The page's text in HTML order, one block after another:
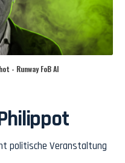
- Runway FoB AI
politische Veranstaltung